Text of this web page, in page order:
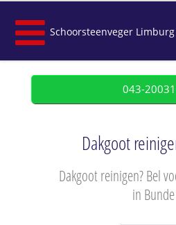
Schoorsteenveger Limburg
043-
Dakgoot
Dakgoot reinigen? Bel
in Bunde